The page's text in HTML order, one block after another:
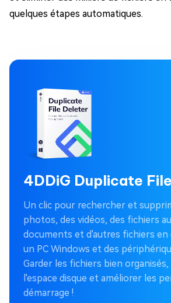
quelques étapes automatiques.
4DDiG Duplicate
Un clic pour rechercher et
photos, des vidéos, des fichiers
documents et d'autres fichiers en
un PC Windows et des
Garder les fichiers bien
l'espace disque et améliorer les
démarrage !